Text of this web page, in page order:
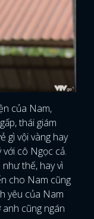
của Nam,
thái giám
gì vội vàng hay
cô Ngọc cả.
thế, hay vì
cho Nam cũng
yêu của Nam
cũng ngán